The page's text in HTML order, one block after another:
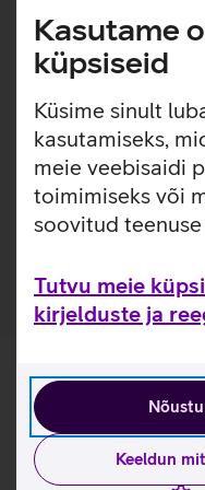
Kasutame
küpsiseid
Küsime sinult
kasutamiseks,
meie veebisaidi
toimimiseks või
soovitud teenuse
Tutvu meie
kirjelduste ja
Keeldun
Tänu Bluetooth
vastuvõtjat.
Optimaalne suurus ja
otseteede jaoks.
Kasulikud lingid
Tutvu hiire Lenovo
kasutusviisidega